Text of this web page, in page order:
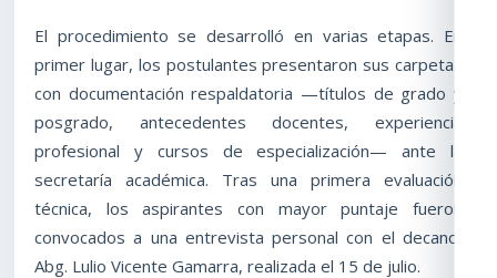
El procedimiento se desarrolló en varias etapas. En
primer lugar, los postulantes presentaron sus carpetas
con documentación respaldatoria —títulos de grado y
posgrado, antecedentes docentes, experiencia
profesional y cursos de especialización— ante la
secretaría académica. Tras una primera evaluación
técnica, los aspirantes con mayor puntaje fueron
convocados a una entrevista personal con el decano,
Abg. Lulio Vicente Gamarra, realizada el 15 de julio.